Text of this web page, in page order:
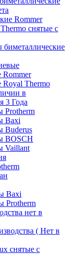
Rommer
снятые с
Thermo
в
3 Года
Protherm
Baxi
Buderus
BOSCH
Vaillant
Baxi
Protherm
нет в
( Нет в
снятые с